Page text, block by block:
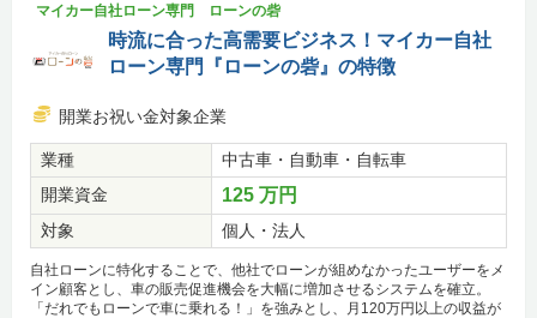
マイカー自社ローン専門 ローンの砦
時流に合った高需要ビジネス！マイカー自社
ローン専門『ローンの砦』の特徴
開業お祝い金対象企業
業種
中古車・自動車・自転車
開業資金
125 万円
対象 個人・法人
自社ローンに特化することで、他社でローンが組めなかったユーザーをメ
イン顧客とし、車の販売促進機会を大幅に増加させるシステムを確立。
「だれでもローンで車に乗れる！」を強みとし、月120万円以上の収益が